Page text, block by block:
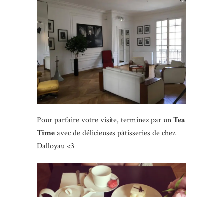
Pour parfaire votre visite, terminez par unTea
Timeavec de délicieuses pâtisseries de chez
Dalloyau <3